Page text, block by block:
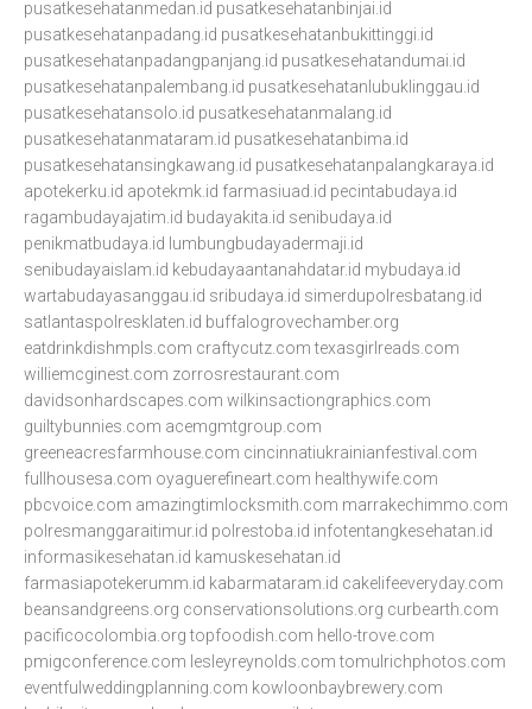
pusatkesehatanmedan.id pusatkesehatanbinjai.id
pusatkesehatanpadang.id pusatkesehatanbukittinggi.id
pusatkesehatanpadangpanjang.id pusatkesehatandumai.id
pusatkesehatanpalembang.id pusatkesehatanlubuklinggau.id
pusatkesehatansolo.id pusatkesehatanmalang.id
pusatkesehatanmataram.id pusatkesehatanbima.id
pusatkesehatansingkawang.id pusatkesehatanpalangkaraya.id
apotekerku.id apotekmk.id farmasiuad.id pecintabudaya.id
ragambudayajatim.id budayakita.id senibudaya.id
penikmatbudaya.id lumbungbudayadermaji.id
senibudayaislam.id kebudayaantanahdatar.id mybudaya.id
wartabudayasanggau.id sribudaya.id simerdupolresbatang.id
satlantaspolresklaten.id buffalogrovechamber.org
eatdrinkdishmpls.com craftycutz.com texasgirlreads.com
williemcginest.com zorrosrestaurant.com
davidsonhardscapes.com wilkinsactiongraphics.com
guiltybunnies.com acemgmtgroup.com
greeneacresfarmhouse.com cincinnatiukrainianfestival.com
fullhousesa.com oyaguerefineart.com healthywife.com
pbcvoice.com amazingtimlocksmith.com marrakechimmo.com
polresmanggaraitimur.id polrestoba.id infotentangkesehatan.id
informasikesehatan.id kamuskesehatan.id
farmasiapotekerumm.id kabarmataram.id cakelifeeveryday.com
beansandgreens.org conservationsolutions.org curbearth.com
pacificocolombia.org topfoodish.com hello-trove.com
pmigconference.com lesleyreynolds.com tomulrichphotos.com
eventfulweddingplanning.com kowloonbaybrewery.com